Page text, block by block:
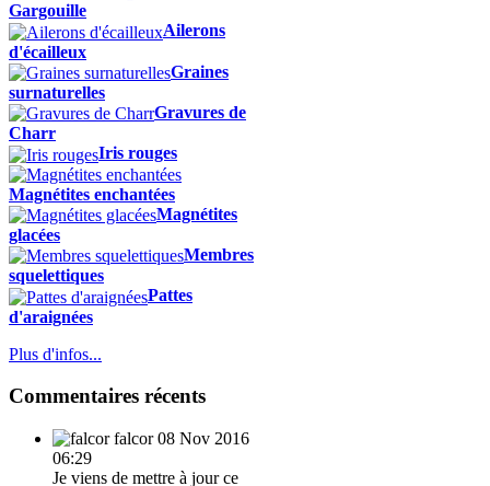
Gargouille
Ailerons
d'écailleux
Graines
surnaturelles
Gravures de
Charr
Iris rouges
Magnétites enchantées
Magnétites
glacées
Membres
squelettiques
Pattes
d'araignées
Plus d'infos...
Commentaires récents
falcor 08 Nov 2016
06:29
Je viens de mettre à jour ce